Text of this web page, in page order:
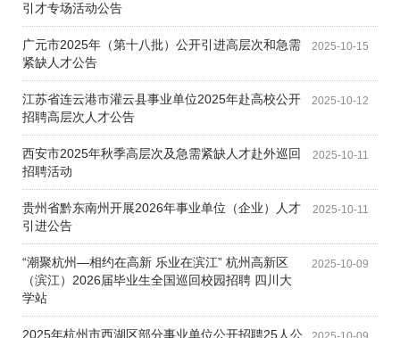
引才专场活动公告
2025-10-15
广元市2025年（第十八批）公开引进高层次和急需
紧缺人才公告
2025-10-12
江苏省连云港市灌云县事业单位2025年赴高校公开
招聘高层次人才公告
2025-10-11
西安市2025年秋季高层次及急需紧缺人才赴外巡回
招聘活动
2025-10-11
贵州省黔东南州开展2026年事业单位（企业）人才
引进公告
2025-10-09
“潮聚杭州—相约在高新 乐业在滨江” 杭州高新区
（滨江）2026届毕业生全国巡回校园招聘 四川大
学站
2025年杭州市西湖区部分事业单位公开招聘25人公